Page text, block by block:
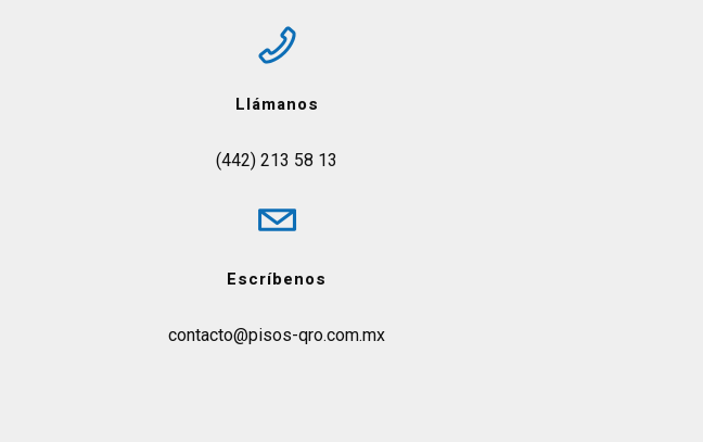
Llámanos
(442) 213 58 13
Escríbenos
contacto@pisos-qro.com.mx